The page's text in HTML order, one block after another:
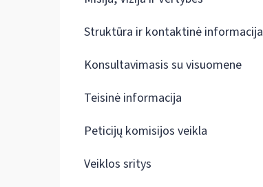
Struktūra ir kontaktinė informacija
Konsultavimasis su visuomene
Teisinė informacija
Peticijų komisijos veikla
Veiklos sritys